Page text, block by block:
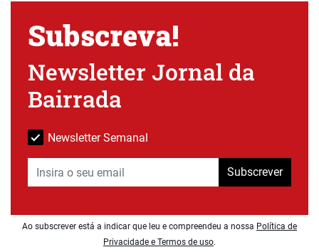
Subscreva!
Newsletter Jornal da
Bairrada
Newsletter Semanal
Subscrever
Ao subscrever está a indicar que leu e compreendeu a nossa Política de
Privacidade e Termos de uso.